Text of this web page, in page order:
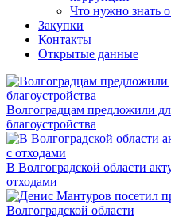
Что нужно знать
Закупки
Контакты
Открытые данные
Волгоградцам предложили
благоустройства
В Волгоградской области
отходами